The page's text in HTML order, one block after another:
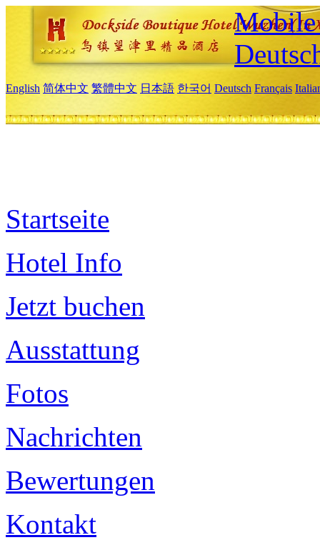
Mobile
English 简体中文 繁體中文 日本語 한국어 Deutsch Français
Startseite
Hotel Info
Jetzt buchen
Ausstattung
Fotos
Nachrichten
Bewertungen
Kontakt